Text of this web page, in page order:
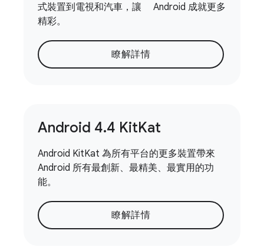
式裝置到電視和汽車，讓 Android 成就更多
精彩。
瞭解詳情
Android 4.4 KitKat
Android KitKat 為所有平台的更多裝置帶來
Android 所有最創新、最精美、最實用的功
能。
瞭解詳情